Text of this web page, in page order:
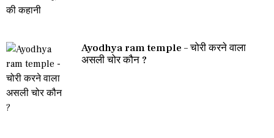
Ayodhya ram temple – चोरी करने वाला
असली चोर कौन ?